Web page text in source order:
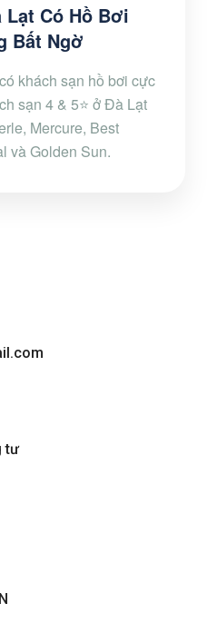
Lạt Có Hồ Bơi
Bất Ngờ
khách sạn hồ bơi cực
sạn 4 & 5⭐ ở Đà Lạt
Mercure, Best
và Golden Sun.
tư